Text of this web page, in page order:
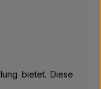
bietet. Diese